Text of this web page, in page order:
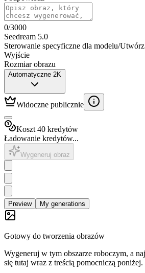
0/3000
Seedream 5.0
Sterowanie specyficzne dla modelu/Utwórz
Wyjście
Rozmiar obrazu
Automatyczne 2K
Widoczne publicznie
Koszt 40 kredytów
Ładowanie kredytów...
Wygeneruj obraz
Preview My generations
Gotowy do tworzenia obrazów
Wygeneruj w tym obszarze roboczym, a
się tutaj wraz z treścią pomocniczą poniżej.